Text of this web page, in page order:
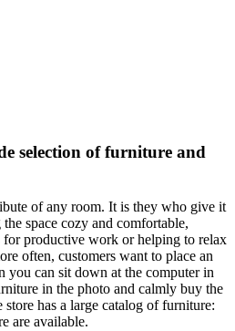
selection of furniture and
of any room. It is they who give it
space cozy and comfortable,
productive work or helping to relax
often, customers want to place an
you can sit down at the computer in
in the photo and calmly buy the
has a large catalog of furniture:
are available.